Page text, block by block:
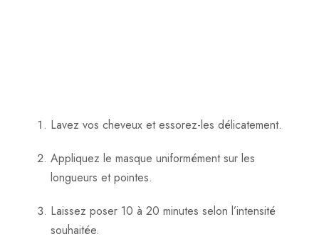
Lavez vos cheveux et essorez-les délicatement.
Appliquez le masque uniformément sur les
longueurs et pointes.
Laissez poser 10 à 20 minutes selon l’intensité
souhaitée.